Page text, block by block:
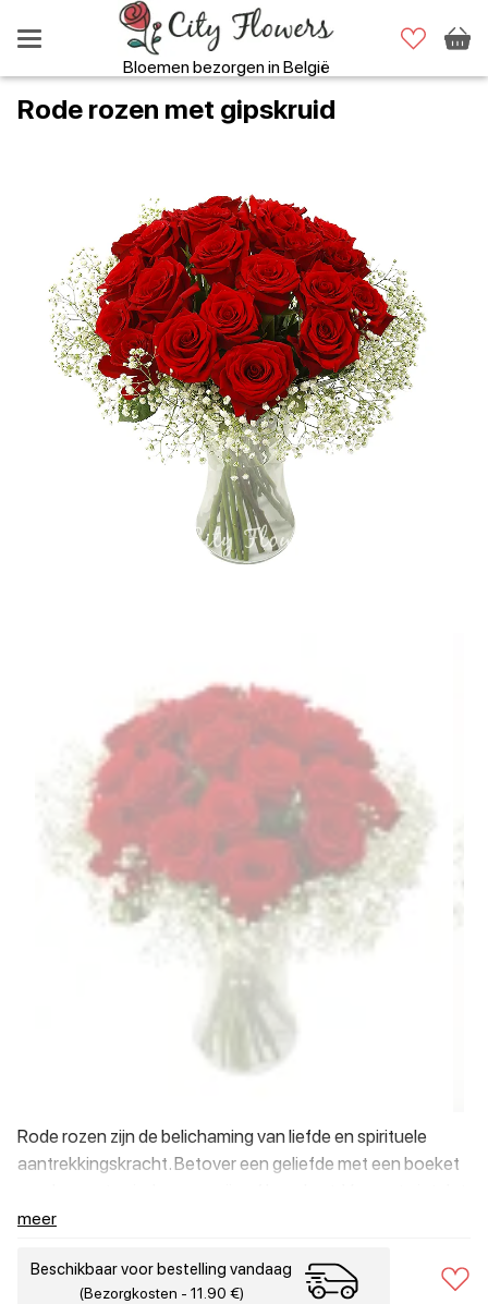
Bloemen bezorgen in België
Rode rozen met gipskruid
Rode rozen zijn de belichaming van liefde en spirituele
aantrekkingskracht. Betover een geliefde met een boeket
rood ook de kleur van succes is, wat betekent dat rode
belangrijke dag.
meer
Beschikbaar voor bestelling vandaag
(Bezorgkosten - 11.90 €)